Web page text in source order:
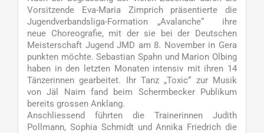
Vorsitzende Eva-Maria Zimprich präsentierte die
Jugendverbandsliga-Formation „Avalanche“ ihre
neue Choreografie, mit der sie bei der Deutschen
Meisterschaft Jugend JMD am 8. November in Gera
punkten möchte. Sebastian Spahn und Marion Olbing
haben in den letzten Monaten intensiv mit ihren 14
Tänzerinnen gearbeitet. Ihr Tanz „Toxic“ zur Musik
von Jäl Naim fand beim Schermbecker Publikum
bereits grossen Anklang.
Anschliessend führten die Trainerinnen Judith
Pollmann, Sophia Schmidt und Annika Friedrich die